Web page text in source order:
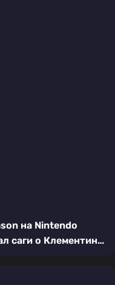
на Nintendo
саги о Клементине